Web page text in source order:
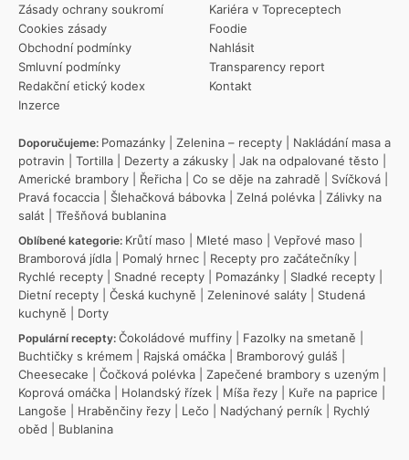
Zásady ochrany soukromí
Cookies zásady
Obchodní podmínky
Smluvní podmínky
Redakční etický kodex
Inzerce
Kariéra v Topreceptech
Foodie
Nahlásit
Transparency report
Kontakt
Doporučujeme: Pomazánky Zelenina – recepty
Nakládání masa a
potravin
Tortilla Dezerty a zákusky Jak na odpalované těsto
Americké brambory
Řeřicha Co se děje na zahradě Svíčková
Pravá focaccia
Šlehačková bábovka Zelná polévka
Zálivky na
salát
Třešňová bublanina
Oblíbené kategorie: Krůtí maso Mleté maso Vepřové maso
Bramborová jídla
Pomalý hrnec Recepty pro začátečníky
Rychlé recepty
Snadné recepty Pomazánky Sladké recepty
Dietní recepty
Česká kuchyně Zeleninové saláty
Studená
kuchyně
Dorty
Populární recepty: Čokoládové muffiny Fazolky na smetaně
Buchtičky s krémem
Rajská omáčka Bramborový guláš
Cheesecake
Čočková polévka Zapečené brambory s uzeným
Koprová omáčka
Holandský řízek Míša řezy Kuře na paprice
Langoše
Hraběnčiny řezy Lečo Nadýchaný perník
Rychlý
oběd
Bublanina